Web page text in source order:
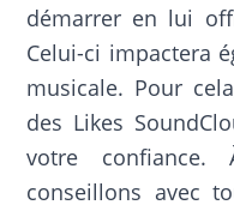
démarrer en lui
Celui-ci impactera
musicale. Pour
des Likes
votre
conseillons avec